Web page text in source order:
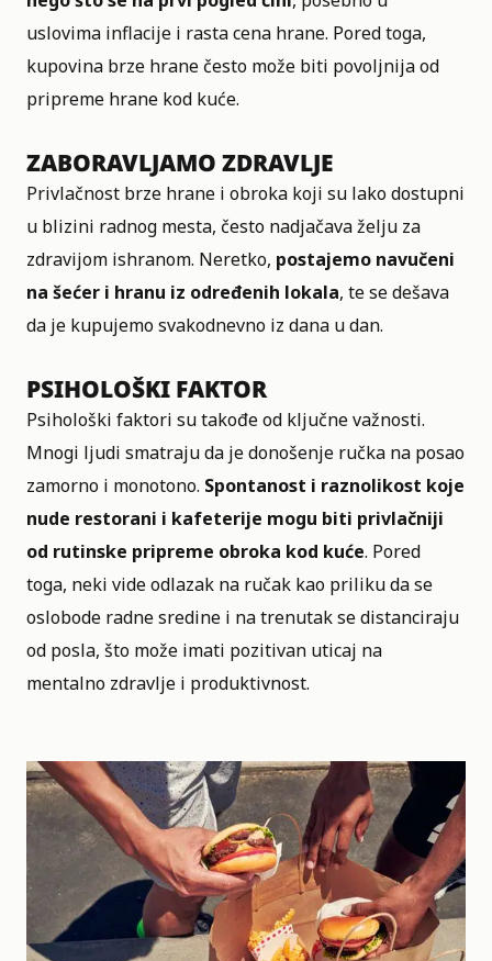
uslovima inflacije i rasta cena hrane. Pored toga,
kupovina brze hrane često može biti povoljnija od
pripreme hrane kod kuće.
ZABORAVLJAMO ZDRAVLJE
Privlačnost brze hrane i obroka koji su lako dostupni
u blizini radnog mesta, često nadjačava želju za
zdravijom ishranom. Neretko, postajemo navučeni
na šećer i hranu iz određenih lokala, te se dešava
da je kupujemo svakodnevno iz dana u dan.
PSIHOLOŠKI FAKTOR
Psihološki faktori su takođe od ključne važnosti.
Mnogi ljudi smatraju da je donošenje ručka na posao
zamorno i monotono. Spontanost i raznolikost koje
nude restorani i kafeterije mogu biti privlačniji
od rutinske pripreme obroka kod kuće. Pored
toga, neki vide odlazak na ručak kao priliku da se
oslobode radne sredine i na trenutak se distanciraju
od posla, što može imati pozitivan uticaj na
mentalno zdravlje i produktivnost.